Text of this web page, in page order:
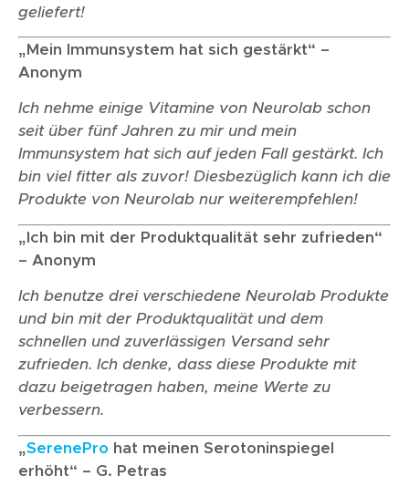
geliefert!
„Mein Immunsystem hat sich gestärkt“ –
Anonym
Ich nehme einige Vitamine von Neurolab schon
seit über fünf Jahren zu mir und mein
Immunsystem hat sich auf jeden Fall gestärkt. Ich
bin viel fitter als zuvor! Diesbezüglich kann ich die
Produkte von Neurolab nur weiterempfehlen!
„Ich bin mit der Produktqualität sehr zufrieden“
– Anonym
Ich benutze drei verschiedene Neurolab Produkte
und bin mit der Produktqualität und dem
schnellen und zuverlässigen Versand sehr
zufrieden. Ich denke, dass diese Produkte mit
dazu beigetragen haben, meine Werte zu
verbessern.
„SerenePro hat meinen Serotoninspiegel
erhöht“ – G. Petras